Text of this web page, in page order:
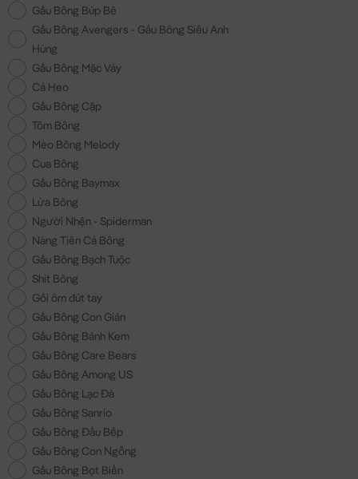
Gấu Bông Búp Bê
Gấu Bông Avengers - Gấu Bông Siêu Anh
Hùng
Gấu Bông Mặc Váy
Cá Heo
Gấu Bông Cặp
Tôm Bông
Mèo Bông Melody
Cua Bông
Gấu Bông Baymax
Lừa Bông
Người Nhện - Spiderman
Nàng Tiên Cá Bông
Gấu Bông Bạch Tuộc
Shit Bông
Gối ôm đút tay
Gấu Bông Con Gián
Gấu Bông Bánh Kem
Gấu Bông Care Bears
Gấu Bông Among US
Gấu Bông Lạc Đà
Gấu Bông Sanrio
Gấu Bông Đầu Bếp
Gấu Bông Con Ngỗng
Gấu Bông Bọt Biển